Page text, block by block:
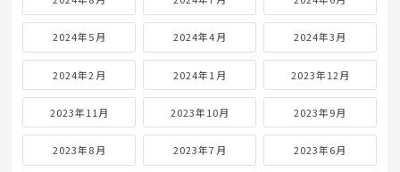
2024年5月 2024年4月 2024年3月
2024年2月 2024年1月 2023年12月
2023年11月 2023年10月 2023年9月
2023年8月 2023年7月 2023年6月